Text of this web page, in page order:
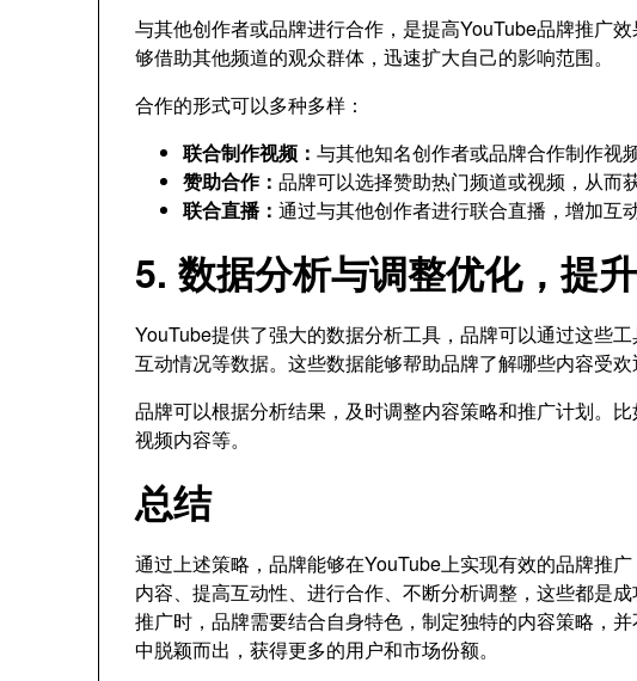
与其他创作者或品牌进行合作，是提高YouTube品牌推广
够借助其他频道的观众群体，迅速扩大自己的影响范围。
合作的形式可以多种多样：
联合制作视频： 与其他知名创作者或品牌合作制作视
赞助合作： 品牌可以选择赞助热门频道或视频，从而
联合直播： 通过与其他创作者进行联合直播，增加互
5. 数据分析与调整优化，提
YouTube提供了强大的数据分析工具，品牌可以通过这些
互动情况等数据。这些数据能够帮助品牌了解哪些内容受
品牌可以根据分析结果，及时调整内容策略和推广计划。
视频内容等。
总结
通过上述策略，品牌能够在YouTube上实现有效的品牌推
内容、提高互动性、进行合作、不断分析调整，这些都是
推广时，品牌需要结合自身特色，制定独特的内容策略，
中脱颖而出，获得更多的用户和市场份额。